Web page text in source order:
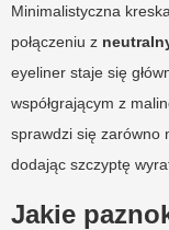
Minimalistyczna
połączeniu z
eyeliner staje się
współgrającym z
sprawdzi się zarówno
dodając szczyptę
Jakie